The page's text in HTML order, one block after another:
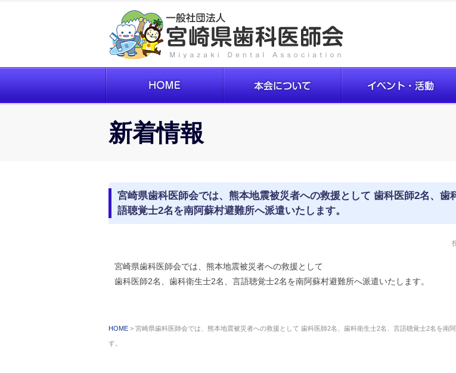
新着情報
宮崎県歯科医師会では、熊本地震被災者への救援として 歯科医師2名、歯
語聴覚士2名を南阿蘇村避難所へ派遣いたします。
宮崎県歯科医師会では、熊本地震被災者への救援として
歯科医師2名、歯科衛生士2名、言語聴覚士2名を南阿蘇村避難所へ派遣いたします。
HOME 宮崎県歯科医師会では、熊本地震被災者への救援として 歯科医師2名、歯科衛生士2名、言語聴覚士2名を南
す。